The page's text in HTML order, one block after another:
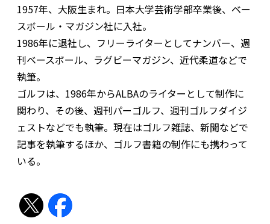
1957年、大阪生まれ。日本大学芸術学部卒業後、ベー
スボール・マガジン社に入社。
1986年に退社し、フリーライターとしてナンバー、週
刊ベースボール、ラグビーマガジン、近代柔道などで
執筆。
ゴルフは、1986年からALBAのライターとして制作に
関わり、その後、週刊パーゴルフ、週刊ゴルフダイジ
ェストなどでも執筆。現在はゴルフ雑誌、新聞などで
記事を執筆するほか、ゴルフ書籍の制作にも携わって
いる。